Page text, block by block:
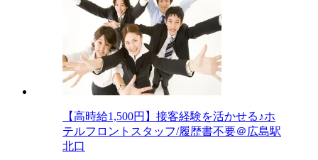
【高時給1,500円】接客経験を活かせる♪ホ
テルフロントスタッフ/履歴書不要＠広島駅
北口